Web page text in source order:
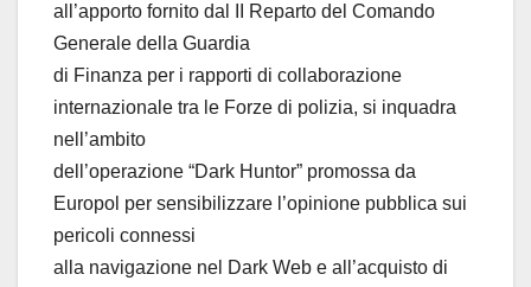
all’apporto fornito dal II Reparto del Comando
Generale della Guardia
di Finanza per i rapporti di collaborazione
internazionale tra le Forze di polizia, si inquadra
nell’ambito
dell’operazione “Dark Huntor” promossa da
Europol per sensibilizzare l’opinione pubblica sui
pericoli connessi
alla navigazione nel Dark Web e all’acquisto di